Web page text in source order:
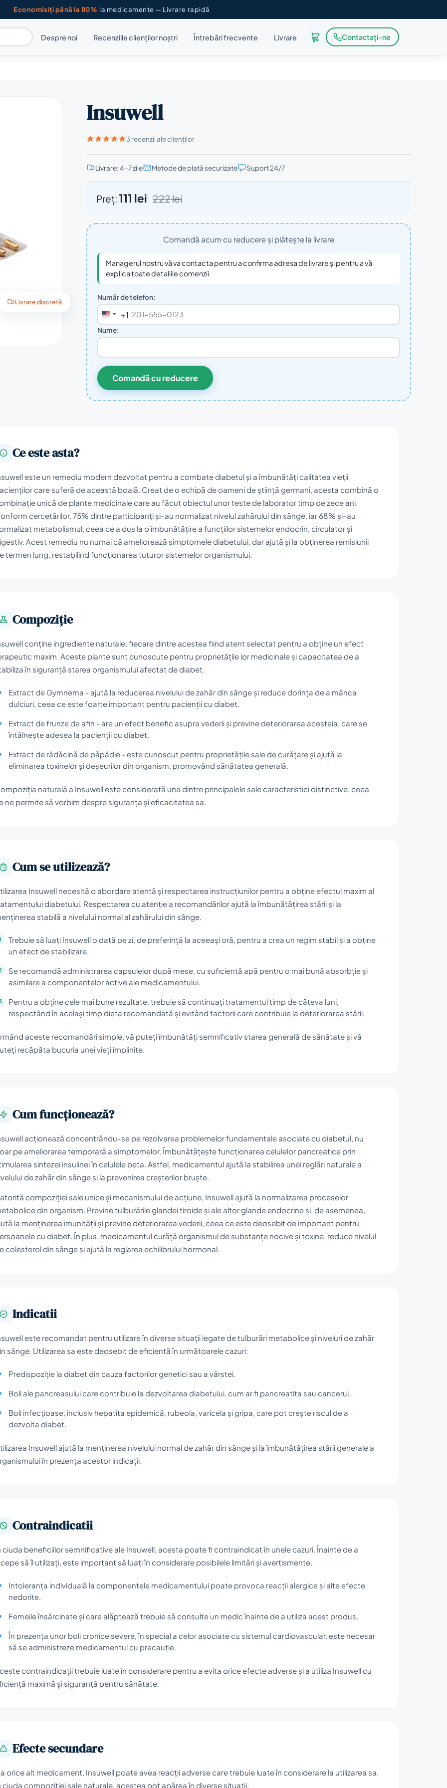
Economisiți până la 80% la medicamente — Livrare rapidă
Despre noi Recenziile clienților noștri Întrebări frecvente Livrare Contactați-ne
Livrare discretă
Insuwell
3 recenzii ale clienților
Livrare: 4–7 zile Metode de plată securizate Suport 24/7
Preț:111 lei 222 lei
Comandă acum cu reducere și plătește la livrare
Managerul nostru vă va contacta pentru a confirma adresa de livrare și pentru a vă
explica toate detaliile comenzii
Număr de telefon:
United
States
+1
Nume:
Comandă cu reducere
Ce este asta?
este un remediu modern dezvoltat pentru a combate diabetul și a îmbunătăți calitatea vieții
care suferă de această boală. Creat de o echipă de oameni de știință germani, acesta combină o
unică de plante medicinale care au făcut obiectul unor teste de laborator timp de zece ani.
cercetărilor, 75% dintre participanți și-au normalizat nivelul zahărului din sânge, iar 68% și-au
metabolismul, ceea ce a dus la o îmbunătățire a funcțiilor sistemelor endocrin, circulator și
Acest remediu nu numai că ameliorează simptomele diabetului, dar ajută și la obținerea remisiunii
termen lung, restabilind funcționarea tuturor sistemelor organismului.
Compoziţie
conține ingrediente naturale, fiecare dintre acestea fiind atent selectat pentru a obține un efect
maxim. Aceste plante sunt cunoscute pentru proprietățile lor medicinale și capacitatea de a
în siguranță starea organismului afectat de diabet.
Extract de Gymnema - ajută la reducerea nivelului de zahăr din sânge și reduce dorința de a mânca
dulciuri, ceea ce este foarte important pentru pacienții cu diabet.
Extract de frunze de afin - are un efect benefic asupra vederii și previne deteriorarea acesteia, care se
întâlnește adesea la pacienții cu diabet.
Extract de rădăcină de păpădie - este cunoscut pentru proprietățile sale de curățare și ajută la
eliminarea toxinelor și deșeurilor din organism, promovând sănătatea generală.
naturală a Insuwell este considerată una dintre principalele sale caracteristici distinctive, ceea
ne permite să vorbim despre siguranța și eficacitatea sa.
Cum se utilizează?
Insuwell necesită o abordare atentă și respectarea instrucțiunilor pentru a obține efectul maxim al
diabetului. Respectarea cu atenție a recomandărilor ajută la îmbunătățirea stării și la
stabilă a nivelului normal al zahărului din sânge.
Trebuie să luați Insuwell o dată pe zi, de preferință la aceeași oră, pentru a crea un regim stabil și a obține
un efect de stabilizare.
Se recomandă administrarea capsulelor după mese, cu suficientă apă pentru o mai bună absorbție și
asimilare a componentelor active ale medicamentului.
Pentru a obține cele mai bune rezultate, trebuie să continuați tratamentul timp de câteva luni,
respectând în același timp dieta recomandată și evitând factorii care contribuie la deteriorarea stării.
aceste recomandări simple, vă puteți îmbunătăți semnificativ starea generală de sănătate și vă
recăpăta bucuria unei vieți împlinite.
Cum funcționează?
acționează concentrându-se pe rezolvarea problemelor fundamentale asociate cu diabetul, nu
pe ameliorarea temporară a simptomelor. Îmbunătățește funcționarea celulelor pancreatice prin
sintezei insulinei în celulele beta. Astfel, medicamentul ajută la stabilirea unei reglări naturale a
de zahăr din sânge și la prevenirea creșterilor bruște.
compoziției sale unice și mecanismului de acțiune, Insuwell ajută la normalizarea proceselor
din organism. Previne tulburările glandei tiroide și ale altor glande endocrine și, de asemenea,
la menținerea imunității și previne deteriorarea vederii, ceea ce este deosebit de important pentru
cu diabet. În plus, medicamentul curăță organismul de substanțe nocive și toxine, reduce nivelul
colesterol din sânge și ajută la reglarea echilibrului hormonal.
Indicatii
este recomandat pentru utilizare în diverse situații legate de tulburări metabolice și niveluri de zahăr
sânge. Utilizarea sa este deosebit de eficientă în următoarele cazuri:
Predispoziție la diabet din cauza factorilor genetici sau a vârstei.
Boli ale pancreasului care contribuie la dezvoltarea diabetului, cum ar fi pancreatita sau cancerul.
Boli infecțioase, inclusiv hepatita epidemică, rubeola, varicela și gripa, care pot crește riscul de a
dezvolta diabet.
Insuwell ajută la menținerea nivelului normal de zahăr din sânge și la îmbunătățirea stării generale a
în prezența acestor indicații.
Contraindicatii
ciuda beneficiilor semnificative ale Insuwell, acesta poate fi contraindicat în unele cazuri. Înainte de a
să îl utilizați, este important să luați în considerare posibilele limitări și avertismente.
Intoleranța individuală la componentele medicamentului poate provoca reacții alergice și alte efecte
nedorite.
Femeile însărcinate și care alăptează trebuie să consulte un medic înainte de a utiliza acest produs.
În prezența unor boli cronice severe, în special a celor asociate cu sistemul cardiovascular, este necesar
să se administreze medicamentul cu precauție.
contraindicații trebuie luate în considerare pentru a evita orice efecte adverse și a utiliza Insuwell cu
maximă și siguranță pentru sănătate.
Efecte secundare
orice alt medicament, Insuwell poate avea reacții adverse care trebuie luate în considerare la utilizarea sa.
ciuda compoziției sale naturale, acestea pot apărea în diverse situații.